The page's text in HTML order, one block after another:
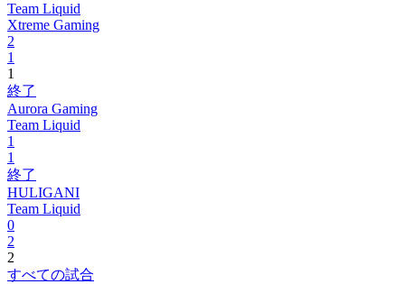
Team Liquid
Xtreme Gaming
2
1
1
終了
Aurora Gaming
Team Liquid
1
1
終了
HULIGANI
Team Liquid
0
2
2
すべての試合